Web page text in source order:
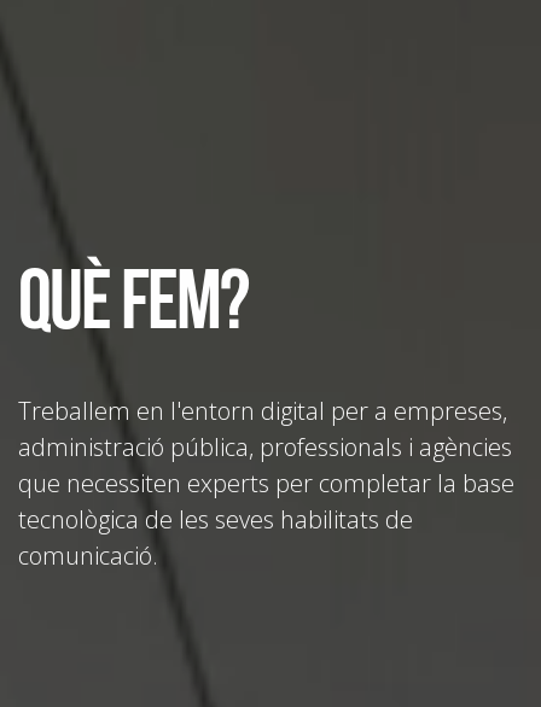
Què fem?
Treballem en l'entorn digital per a empreses,
administració pública, professionals i agències
que necessiten experts per completar la base
tecnològica de les seves habilitats de
comunicació.